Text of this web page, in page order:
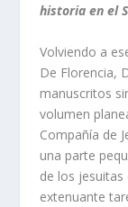
historia en el
Volviendo a
De Florencia,
manuscritos
volumen
Compañía de
una parte
de los jesuitas
extenuante